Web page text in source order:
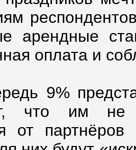
арендные
оплата и
9%
что им не
от